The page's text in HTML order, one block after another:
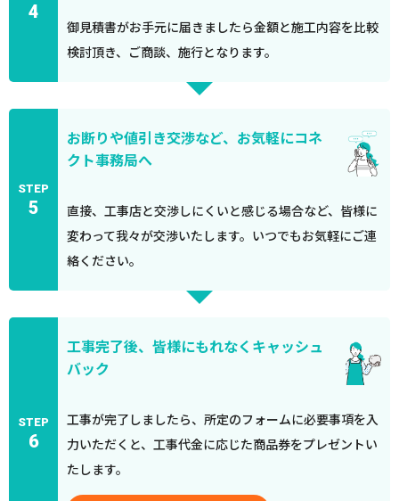
4
御見積書がお手元に届きましたら金額と施工内容を比較
検討頂き、ご商談、施行となります。
STEP
5
お断りや値引き交渉など、お気軽にコネ
クト事務局へ
直接、工事店と交渉しにくいと感じる場合など、皆様に
変わって我々が交渉いたします。いつでもお気軽にご連
絡ください。
STEP
6
工事完了後、皆様にもれなくキャッシュ
バック
工事が完了しましたら、所定のフォームに必要事項を入
力いただくと、工事代金に応じた商品券をプレゼントい
たします。